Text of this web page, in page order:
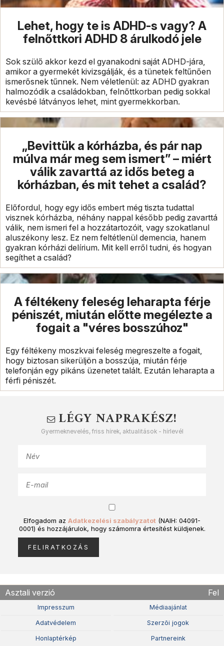
Lehet, hogy te is ADHD-s vagy? A
felnőttkori ADHD 8 árulkodó jele
Sok szülő akkor kezd el gyanakodni saját ADHD-jára,
amikor a gyermekét kivizsgálják, és a tünetek feltűnően
ismerősnek tűnnek. Nem véletlenül: az ADHD gyakran
halmozódik a családokban, felnőttkorban pedig sokkal
kevésbé látványos lehet, mint gyermekkorban.
„Bevittük a kórházba, és pár nap
múlva már meg sem ismert” – miért
válik zavarttá az idős beteg a
kórházban, és mit tehet a család?
Előfordul, hogy egy idős embert még tiszta tudattal
visznek kórházba, néhány nappal később pedig zavarttá
válik, nem ismeri fel a hozzátartozóit, vagy szokatlanul
aluszékony lesz. Ez nem feltétlenül demencia, hanem
gyakran kórházi delírium. Mit kell erről tudni, és hogyan
segíthet a család?
A féltékeny feleség leharapta férje
péniszét, miután előtte megélezte a
fogait a "véres bosszúhoz"
Egy féltékeny moszkvai feleség megreszelte a fogait,
hogy biztosan sikerüljön a bosszúja, miután férje
telefonján egy pikáns üzenetet talált. Ezután leharapta a
férfi péniszét.
LÉGY NAPRAKÉSZ!
Gyermeknevelés, friss hírek, aktualitások - hírlevél
Elfogadom az Adatkezelési szabályzatot (NAIH: 04091-
0001) és hozzájárulok, hogy számomra értesítést küldjenek.
Asztali verzió Fel
Impresszum Médiaajánlat
Adatvédelem Szerzõi jogok
Honlaptérkép Partnereink